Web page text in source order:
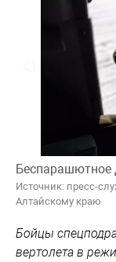
Беспарашютное
Источник: пресс-
Алтайскому краю
Бойцы
вертолета в